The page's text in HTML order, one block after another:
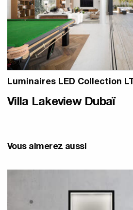
Luminaires LED Collection LT
Villa Lakeview Dubaï
Vous aimerez aussi